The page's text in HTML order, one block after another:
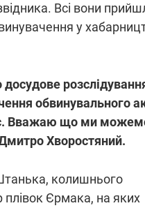
Всі вони
у
обвинувального
Вважаю що ми
Хворостяний.
колишнього
плівок Єрмака, на яких